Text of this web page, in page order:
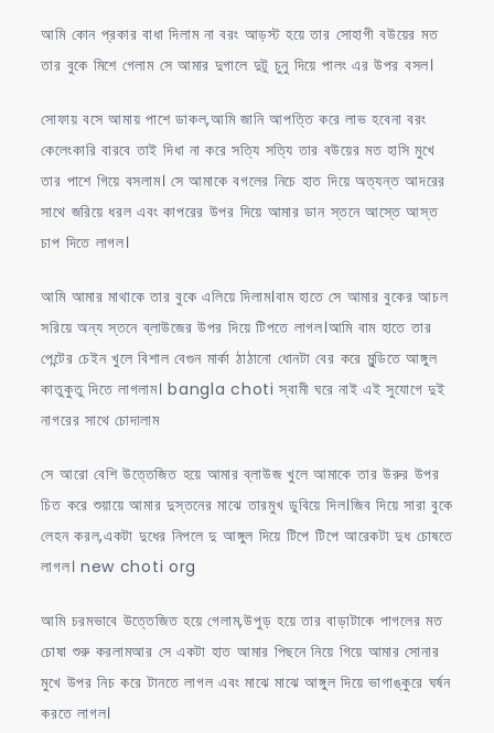
আমি কোন প্রকার বাধা দিলাম না বরং আড়স্ট হয়ে তার সোহাগী বউয়ের মত
তার বুকে মিশে গেলাম সে আমার দুগালে দুটু চুনু দিয়ে পালং এর উপর বসল।
সোফায় বসে আমায় পাশে ডাকল,আমি জানি আপত্তি করে লাভ হবেনা বরং
কেলেংকারি বারবে তাই দিধা না করে সত্যি সত্যি তার বউয়ের মত হাসি মুখে
তার পাশে গিয়ে বসলাম। সে আমাকে বগলের নিচে হাত দিয়ে অত্যন্ত আদরের
সাথে জরিয়ে ধরল এবং কাপরের উপর দিয়ে আমার ডান স্তনে আস্তে আস্ত
চাপ দিতে লাগল।
আমি আমার মাথাকে তার বুকে এলিয়ে দিলাম।বাম হাতে সে আমার বুকের আচল
সরিয়ে অন্য স্তনে ব্লাউজের উপর দিয়ে টিপতে লাগল।আমি বাম হাতে তার
পেন্টের চেইন খুলে বিশাল বেগুন মার্কা ঠাঠানো ধোনটা বের করে মুন্ডিতে আঙ্গুল
কাতুকুতু দিতে লাগলাম। bangla choti স্বামী ঘরে নাই এই সুযোগে দুই
নাগরের সাথে চোদালাম
সে আরো বেশি উত্তেজিত হয়ে আমার ব্লাউজ খুলে আমাকে তার উরুর উপর
চিত করে শুয়ায়ে আমার দুস্তনের মাঝে তারমুখ ডুবিয়ে দিল।জিব দিয়ে সারা বুকে
লেহন করল,একটা দুধের নিপলে দু আঙ্গুল দিয়ে টিপে টিপে আরেকটা দুধ চোষতে
লাগল। new choti org
আমি চরমভাবে উত্তেজিত হয়ে গেলাম,উপুড় হয়ে তার বাড়াটাকে পাগলের মত
চোষা শুরু করলামআর সে একটা হাত আমার পিছনে নিয়ে গিয়ে আমার সোনার
মুখে উপর নিচ করে টানতে লাগল এবং মাঝে মাঝে আঙ্গুল দিয়ে ভাগাঙ্কুরে ঘর্ষন
করতে লাগল।